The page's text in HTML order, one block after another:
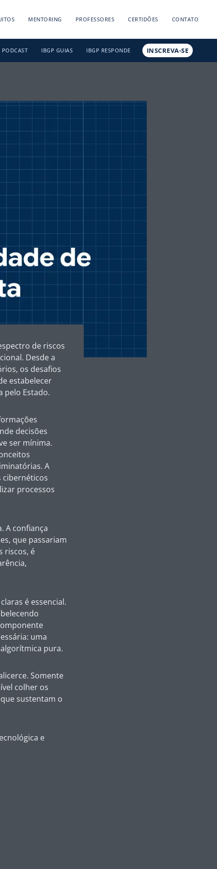
MENTORING PROFESSORES CERTIDÕES CONTATO
PODCAST IBGP GUIAS IBGP RESPONDE INSCREVA-SE
de riscos
Desde a
os desafios
estabelecer
pelo Estado.
decisões
ser mínima.
A
cibernéticos
processos
A confiança
que passariam
riscos, é
é essencial.
uma
pura.
Somente
colher os
sustentam o
e